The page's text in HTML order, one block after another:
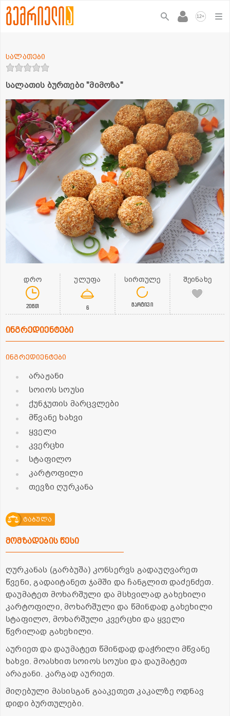
12+
სალათის ბურთები "მიმოზა"
სალათები
დრო
20წთ
ულუფა
6
სირთულე
მარტივი
შეინახე
ინგრედიენტები
ინგრედიენტები
არაჟანი
სოიოს სოუსი
ქუნჯუთის მარცვლები
მწვანე ხახვი
ყველი
კვერცხი
სტაფილო
კარტოფილი
თევზი ღურკანა
ტაბულა
მომზადების წესი
ღურკანას (გარბუშა) კონსერვს გადაუღვარეთ
წვენი, გადაიტანეთ ჯამში და ჩანგლით დაძენძეთ.
დაუმატეთ მოხარშული და მსხვილად გახეხილი
კარტოფილი, მოხარშული და წმინდად გახეხილი
სტაფილო, მოხარშული კვერცხი და ყველი
წვრილად გახეხილი.
აურიეთ და დაუმატეთ წმინდად დაჭრილი მწვანე
ხახვი. მოასხით სოიოს სოუსი და დაუმატეთ
არაჟანი. კარგად აურიეთ.
მიღებული მასისგან გააკეთეთ კაკალზე ოდნავ
დიდი ბურთულები.